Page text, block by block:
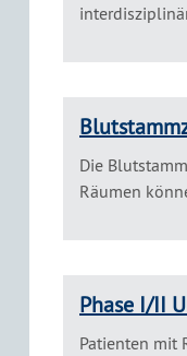
Die
Räumen
Phase I/II
Patienten mit